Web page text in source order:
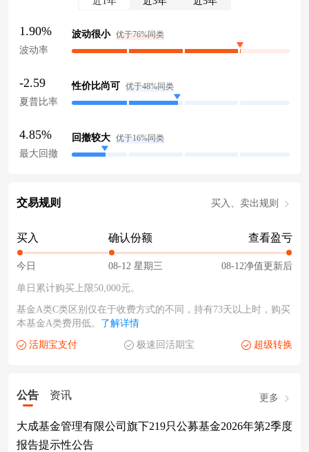
1.90%
波动率
波动很小 优于76%同类
-2.59
夏普比率
性价比尚可 优于48%同类
4.85%
最大回撤
回撤较大 优于16%同类
交易规则 买入、卖出规则
买入
今日
确认份额
08-12 星期三
查看盈亏
08-12净值更新后
单日累计购买上限50,000元。
基金A类C类区别仅在于收费方式的不同，持有73天以上时，购买
本基金A类费用低。 了解详情
活期宝支付 极速回活期宝 超级转换
公告 资讯 更多
大成基金管理有限公司旗下219只公募基金2026年第2季度
报告提示性公告